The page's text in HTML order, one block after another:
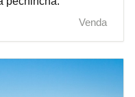
Venda